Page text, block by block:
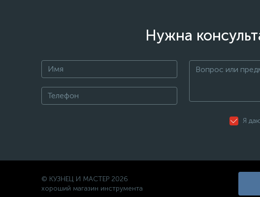
Нужна
Я
© КУЗНЕЦ И МАСТЕР 2026
хороший магазин инструмента